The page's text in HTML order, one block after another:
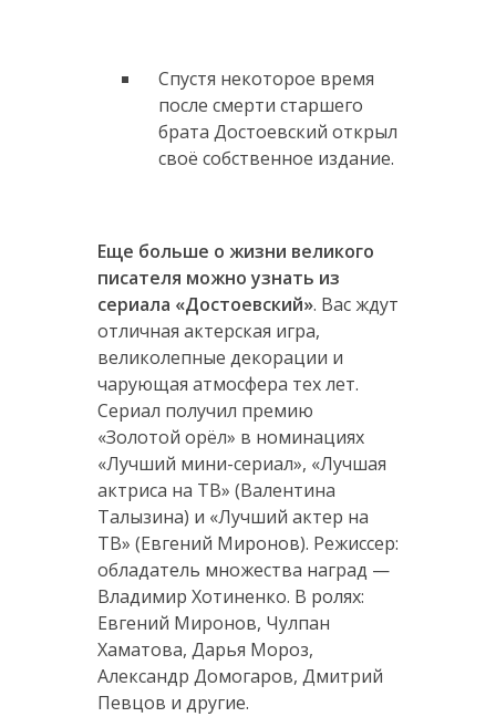
Спустя некоторое время
после смерти старшего
брата Достоевский открыл
своё собственное издание.
Еще больше о жизни великого
писателя можно узнать из
сериала «Достоевский». Вас ждут
отличная актерская игра,
великолепные декорации и
чарующая атмосфера тех лет.
Сериал получил премию
«Золотой орёл» в номинациях
«Лучший мини-сериал», «Лучшая
актриса на ТВ» (Валентина
Талызина) и «Лучший актер на
ТВ» (Евгений Миронов). Режиссер:
обладатель множества наград —
Владимир Хотиненко. В ролях:
Евгений Миронов, Чулпан
Хаматова, Дарья Мороз,
Александр Домогаров, Дмитрий
Певцов и другие.